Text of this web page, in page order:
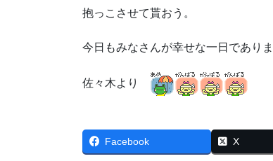
抱っこさせて貰おう。
今日もみなさんが幸せな一日であり
佐々木より
Facebook X